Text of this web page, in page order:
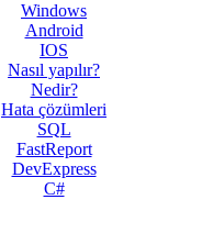
Windows
Android
IOS
Nasıl yapılır?
Nedir?
Hata çözümleri
SQL
FastReport
DevExpress
C#